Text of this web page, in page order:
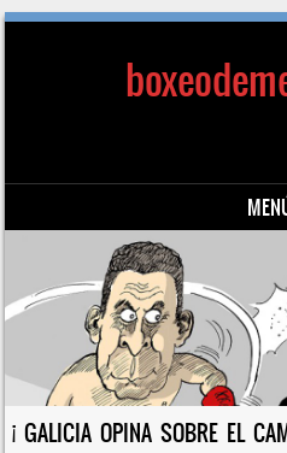
Saltar al contenido
¡ GALICIA OPINA SOBRE EL